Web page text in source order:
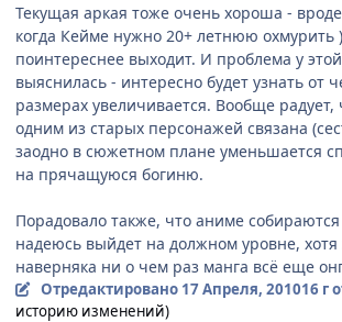
Текущая аркая тоже очень хороша -
когда Кейме нужно 20+ летнюю охмурить
поинтереснее выходит. И проблема у
выяснилась - интересно будет узнать от
размерах увеличивается. Вообще
одним из старых персонажей связана
заодно в сюжетном плане уменьшается
на прячащуюся богиню.
Порадовало также, что аниме
надеюсь выйдет на должном уровне, хотя
наверняка ни о чем раз манга всё еще
Отредактировано 17 Апреля, 201016 г
историю изменений)